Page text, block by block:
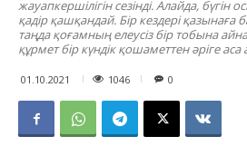
жауапкершілігін сезінді. Алайда, бүгін
қадір қашқандай. Бір кездері қазынаға
таңда қоғамның елеусіз бір тобына
құрмет бір күндік қошаметтен әріге
01.10.2021 1046 0